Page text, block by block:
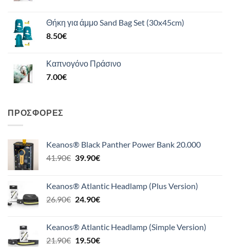
Θήκη για άμμο Sand Bag Set (30x45cm)
8.50€
Καπνογόνο Πράσινο
7.00€
ΠΡΟΣΦΟΡΈΣ
Keanos® Black Panther Power Bank 20.000
41.90€ Original
41.90€.
39.90€Η
είναι:
39.90€.
Keanos® Atlantic Headlamp (Plus Version)
26.90€ Original
26.90€.
24.90€Η
είναι:
24.90€.
Keanos® Atlantic Headlamp (Simple Version)
21.90€ Original
19.50€Η